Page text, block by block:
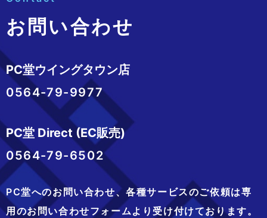
お問い合わせ
PC堂ウイングタウン店
0564-79-9977
PC堂 Direct (EC販売)
0564-79-6502
PC堂へのお問い合わせ、各種サービスのご依頼は専
用のお問い合わせフォームより 受け付けております。